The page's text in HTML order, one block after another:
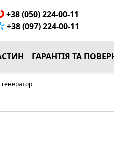
+38 (050) 224-00-11
+38 (097) 224-00-11
ГАРАНТІЯ ТА
генератор